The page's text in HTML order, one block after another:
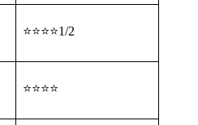
⭐⭐⭐⭐1/2
⭐⭐⭐⭐